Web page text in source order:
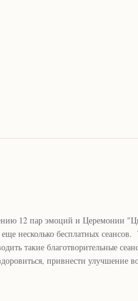
12 пар эмоций и Церемонии
несколько бесплатных сеансов.
такие благотворительные
привнести улучшение